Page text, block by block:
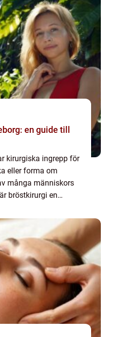
en guide till
kirurgiska ingrepp för
eller forma om
många människors
bröstkirurgi en